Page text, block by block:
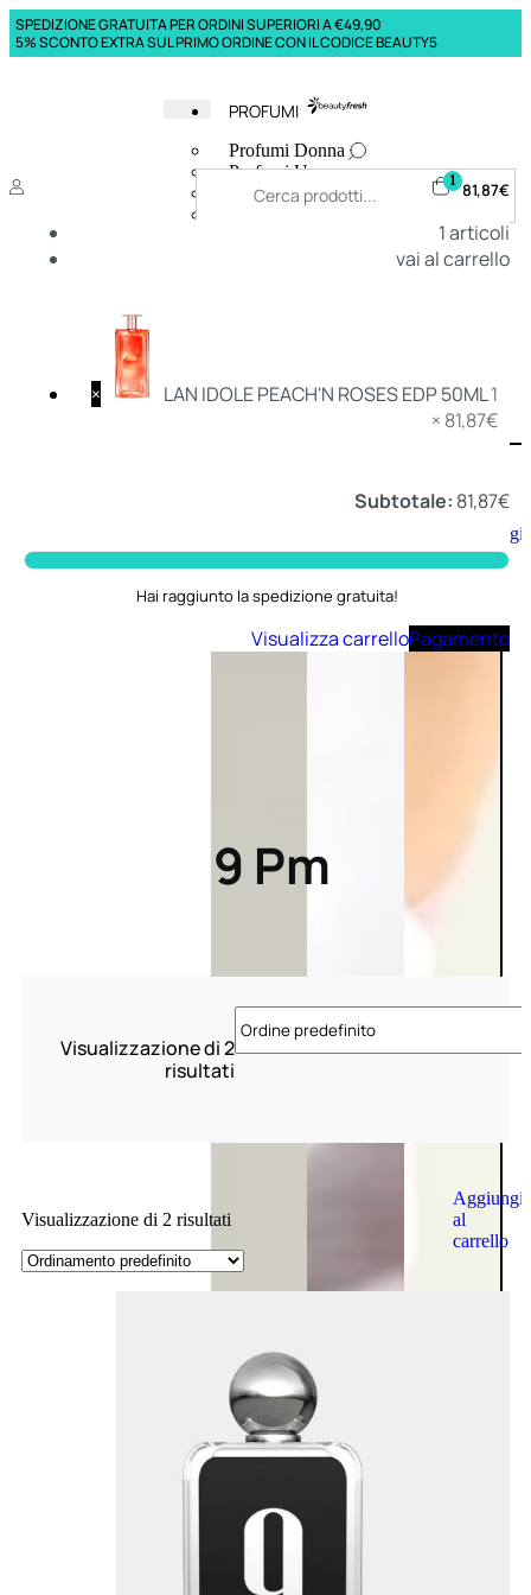
SPEDIZIONE GRATUITA PER ORDINI SUPERIORI A €49,90
5% SCONTO EXTRA SUL PRIMO ORDINE CON IL CODICE BEAUTY5
PROFUMI
Profumi Donna
Profumi Uomo
Deodoranti Donna
Aggiungi
al
Aggiungi
al
carrello
1 81,87€
1articoli
vai al carrello
× LAN IDOLE PEACH'N ROSES EDP 50ML1
× 81,87€
Subtotale: 81,87€
Hai raggiunto la spedizione gratuita!
Visualizza carrelloPagamento
9 Pm
Visualizzazione di 2
risultati
Visualizzazione di 2 risultati